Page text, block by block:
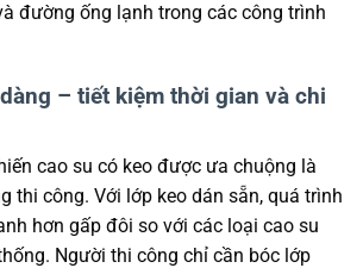
đường ống lạnh trong các công trình
– tiết kiệm thời gian và chi
cao su có keo được ưa chuộng là
thi công. Với lớp keo dán sẵn, quá trình
hơn gấp đôi so với các loại cao su
Người thi công chỉ cần bóc lớp